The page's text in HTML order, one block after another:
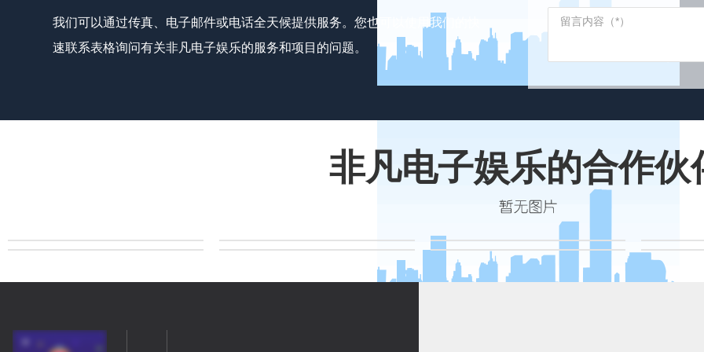
我们可以通过传真、电子邮件或电话全天候提供服务。您也可以使用我们的快
速联系表格询问有关非凡电子娱乐的服务和项目的问题。
非凡电子娱乐的合作伙